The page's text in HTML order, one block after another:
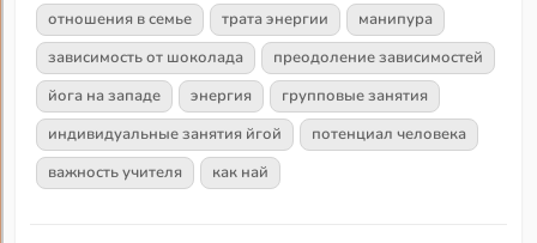
отношения в семье
трата энергии
манипура
зависимость от шоколада
преодоление зависимостей
йога на западе
энергия
групповые занятия
индивидуальные занятия йгой
потенциал человека
важность учителя
как най